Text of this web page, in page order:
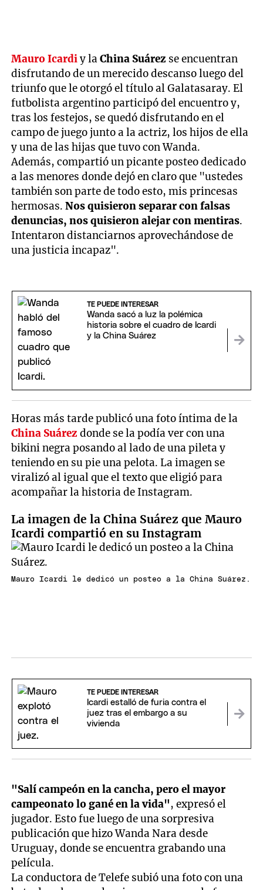
Mauro Icardiy laChina Suárez se encuentran
disfrutando de un merecido descanso luego del
triunfo que le otorgó el título al Galatasaray. El
futbolista argentino participó del encuentro y,
tras los festejos, se quedó disfrutando en el
campo de juego junto a la actriz, los hijos de ella
y una de las hijas que tuvo con Wanda.
Además, compartió un picante posteo dedicado
a las menores donde dejó en claro que "ustedes
también son parte de todo esto, mis princesas
hermosas.Nos quisieron separar con falsas
denuncias, nos quisieron alejar con mentiras.
Intentaron distanciarnos aprovechándose de
una justicia incapaz".
TE PUEDE INTERESAR
Wanda sacó a luz la polémica
historia sobre el cuadro de Icardi
y la China Suárez
Horas más tarde publicó una foto íntima de la
China Suárezdonde se la podía ver con una
bikini negra posando al lado de una pileta y
teniendo en su pie una pelota. La imagen se
viralizó al igual que el texto que eligió para
acompañar la historia de Instagram.
La imagen de la China Suárez que Mauro
Icardi compartió en su Instagram
Mauro Icardi le dedicó un posteo a la China Suárez.
TE PUEDE INTERESAR
Icardi estalló de furia contra el
juez tras el embargo a su
vivienda
"Salí campeón en la cancha, pero el mayor
campeonato lo gané en la vida", expresó el
jugador. Esto fue luego de una sorpresiva
publicación que hizo Wanda Nara desde
Uruguay, donde se encuentra grabando una
película.
La conductora de Telefe subió una foto con una